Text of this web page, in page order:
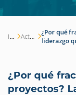
Inicio Actualidad
¿Por qué
liderazgo
¿Por qué
proyectos?